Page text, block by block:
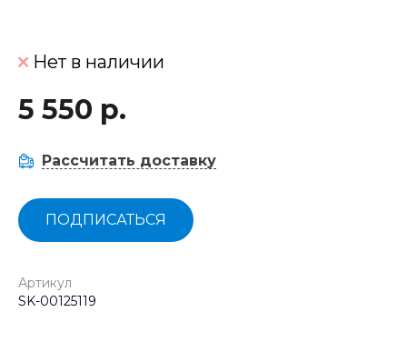
Нет в наличии
5 550 р.
Рассчитать доставку
ПОДПИСАТЬСЯ
Артикул
SK-00125119